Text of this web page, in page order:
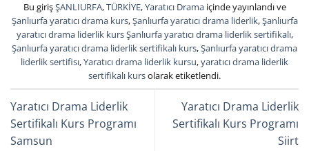
Bu girişŞANLIURFA,TÜRKİYE,Yaratıcı Dramaiçinde yayınlandı ve
Şanlıurfa yaratıcı drama kurs,Şanlıurfa yaratıcı drama liderlik,Şanlıurfa
yaratıcı drama liderlik kurs Şanlıurfa yaratıcı drama liderlik sertifikalı,
Şanlıurfa yaratıcı drama liderlik sertifikalı kurs,Şanlıurfa yaratıcı drama
liderlik sertifisı,Yaratıcı drama liderlik kursu,yaratıcı drama liderlik
sertifikalı kursolarak etiketlendi.
Yaratıcı Drama Liderlik
Sertifikalı Kurs Programı
Samsun
Yaratıcı Drama Liderlik
Sertifikalı Kurs Programı
Siirt